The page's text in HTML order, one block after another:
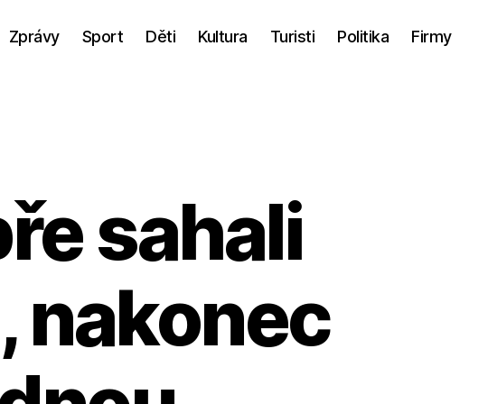
Zprávy Sport Děti Kultura Turisti Politika Firmy
sahali
nakonec